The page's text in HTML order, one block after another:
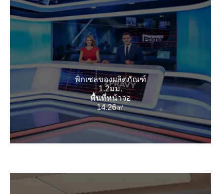
พิกเซลของผลิตภัณฑ์
1.2มม.
พื้นที่หน้าจอ
14.26㎡